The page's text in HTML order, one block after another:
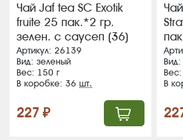
Чай Jaf tea SC Exotik
fruite 25 пак.*2 гр.
зелен. с саусеп (36)
(91)
Артикул: 26139
Вид: зеленый
Вес: 150 г
В коробке: 36шт.
227 ₽
Вид:
В